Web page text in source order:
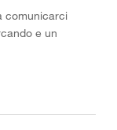
comunicarci
e un